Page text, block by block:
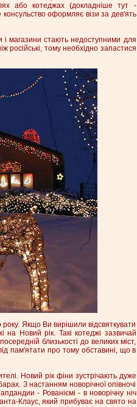
або котеджах (докладніше тут -
оформляє візи за дев'ять
і магазини стають недоступними для
російські, тому необхідно запастися
Якщо Ви вирішили відсвяткувати
на Новий рік. Такі котеджі зазвичай
близькості до великих міст,
пам'ятати про тому обставині, що в
Новий рік фіни зустрічають дуже
З настанням новорічної опівночі
- Рованіємі - в новорічну ніч
Клаус, який прибуває на свято на